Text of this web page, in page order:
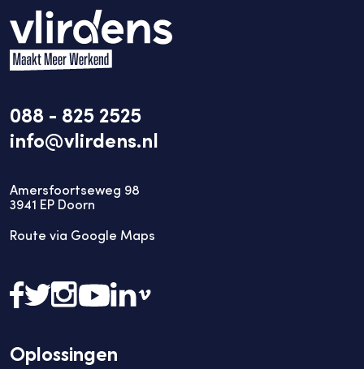
088 - 825 2525
info@vlirdens.nl
Amersfoortseweg 98
3941 EP Doorn
Route via Google Maps
Oplossingen